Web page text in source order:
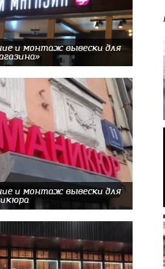
и монтаж вывески для
и монтаж вывески для